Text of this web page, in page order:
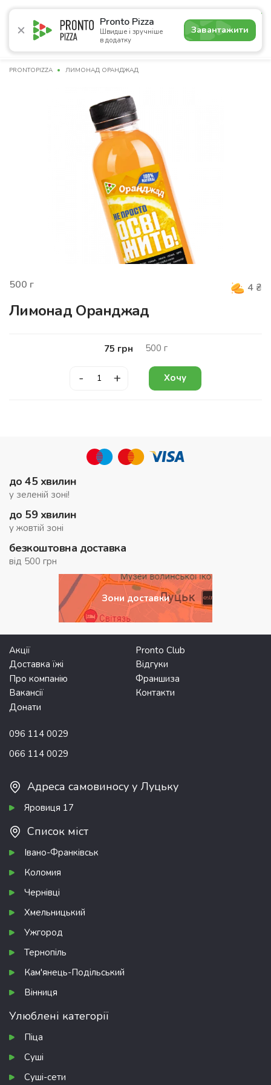
Pronto Pizza
Швидше і зручніше
в додатку
Завантажити
5.0
Акції Піца Суші Сети Бургери Комбо
PRONTOPIZZA ЛИМОНАД ОРАНДЖАД
500 г 4 ₴
Лимонад Оранджад
75 грн 500 г
- + Хочу
до 45 хвилин
у зеленій зоні!
до 59 хвилин
у жовтій зоні
безкоштовна доставка
від 500 грн
Зони доставки
Акції
Pronto Club
Доставка їжі
Відгуки
Про компанію
Франшиза
Вакансії
Контакти
Донати
096 114 0029
066 114 0029
Адреса самовиносу у Луцьку
Яровиця 17
Список міст
Івано-Франківськ
Коломия
Чернівці
Хмельницький
Ужгород
Тернопіль
Кам'янець-Подільський
Вінниця
Улюблені категорії
Піца
Суші
Суші-сети